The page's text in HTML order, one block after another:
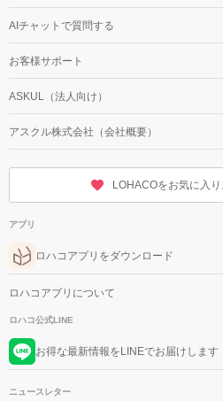
AIチャットで質問する
お客様サポート
ASKUL（法人向け）
アスクル株式会社（会社概要）
LOHACOをお気に入
アプリ
ロハコアプリをダウンロード
ロハコアプリについて
ロハコ公式LINE
お得な最新情報をLINEでお届けします
ニュースレター